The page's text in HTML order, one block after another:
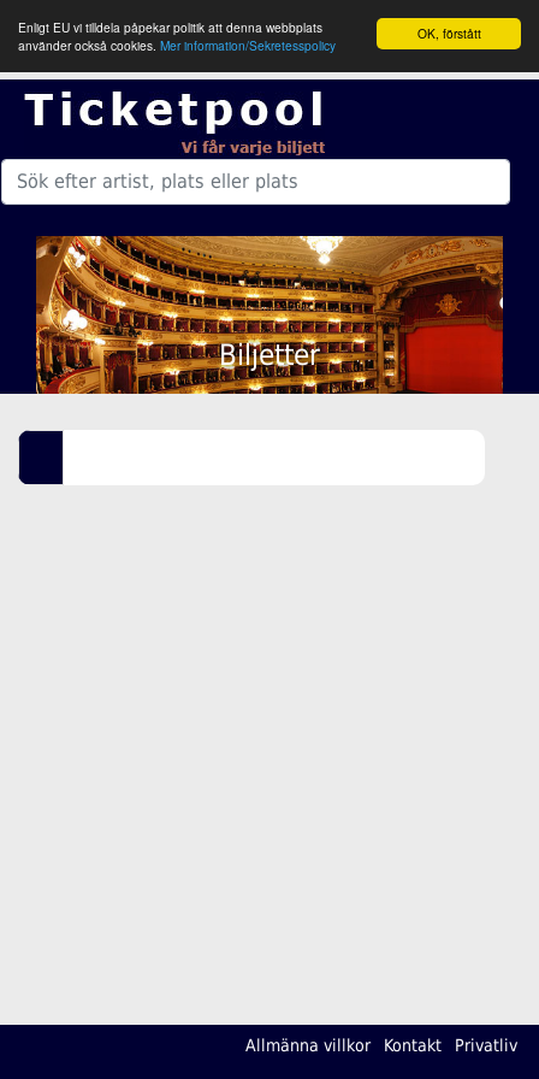
OK, förstått
Enligt EU vi tilldela påpekar politik att denna webbplats
använder också cookies. Mer information/Sekretesspolicy
Biljetter
Allmänna villkor Kontakt Privatliv